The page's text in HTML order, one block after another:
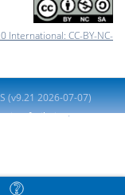
International: CC-BY-NC-
(v9.21 2026-07-07)